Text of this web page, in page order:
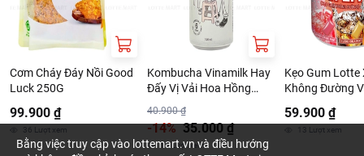
Cơm Cháy Đáy Nồi Good
Luck 250G
99.900 ₫
36 Lượt xem
Kombucha Vinamilk Hay
Đấy Vị Vải Hoa Hồng
40.900 ₫
-14% 35.000 ₫
15 Lượt xem
Kẹo Gum Lotte
Không Đường
59.900 ₫
13 Lượt xem
Bằng việc truy cập vào lottemart.vn và điều hướng